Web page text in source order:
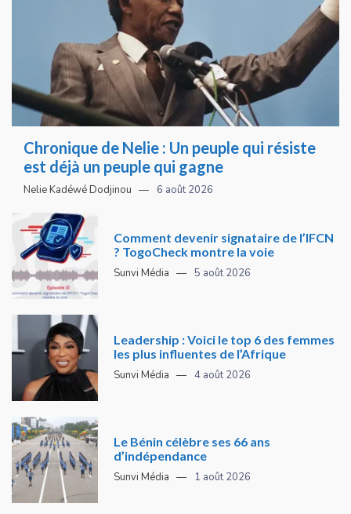
Chronique de Nelie : Un peuple qui résiste
est déjà un peuple qui gagne
Nelie Kadéwé Dodjinou 6 août 2026
Comment devenir signataire de l’IFCN
? TogoCheck montre la voie
Sunvi Média 5 août 2026
Leadership : Voici le top 6 des femmes
les plus influentes de l’Afrique
Sunvi Média 4 août 2026
Le Bénin célèbre ses 66 ans
d’indépendance
Sunvi Média 1 août 2026